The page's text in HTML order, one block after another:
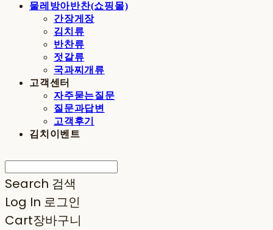
물레방아반찬(쇼핑몰)
간장게장
김치류
반찬류
젓갈류
국과찌개류
고객센터
자주묻는질문
질문과답변
고객후기
김치이벤트
Search 검색
Log In 로그인
Cart장바구니